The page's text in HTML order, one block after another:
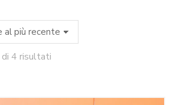
di 4 risultati